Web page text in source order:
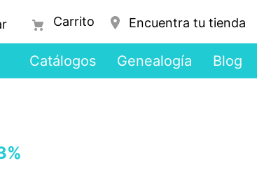
Encuentra tu tienda
Catálogos Genealogía Blog